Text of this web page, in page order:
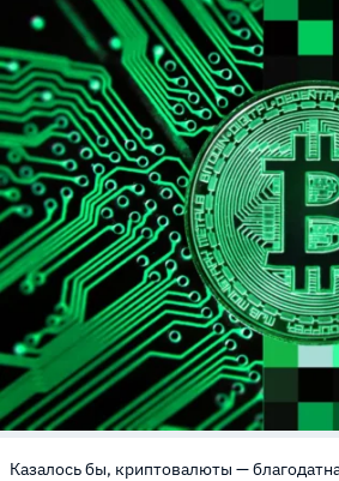
Казалось бы, криптовалюты —